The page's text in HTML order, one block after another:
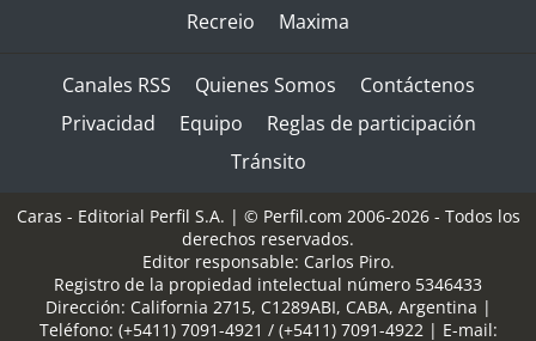
Recreio
Maxima
Canales RSS Quienes Somos
Contáctenos
Privacidad
Equipo
Reglas de participación
Tránsito
Caras - Editorial Perfil S.A. | © Perfil.com 2006-2026 - Todos los
derechos reservados.
Editor responsable: Carlos Piro.
Registro de la propiedad intelectual número 5346433
Dirección: California 2715, C1289ABI, CABA, Argentina |
Teléfono: (+5411) 7091-4921 / (+5411) 7091-4922 | E-mail: